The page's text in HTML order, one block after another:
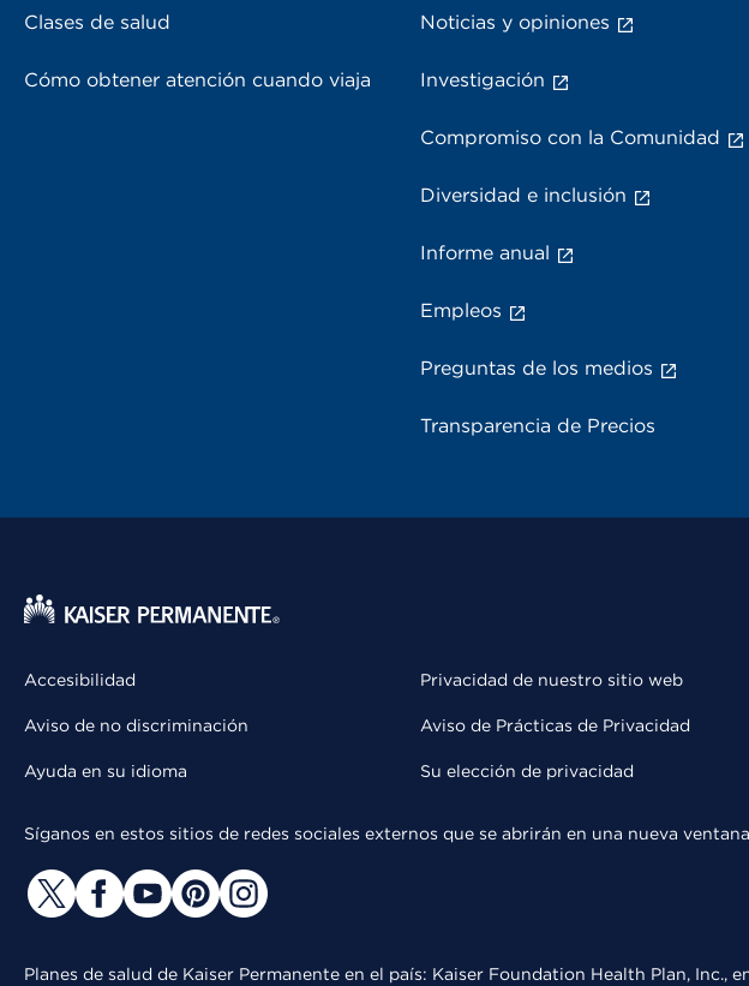
Clases de salud
Cómo obtener atención cuando viaja
Noticias y opiniones
Investigación
Compromiso con la Comunidad
Diversidad e inclusión
Informe anual
Empleos
Preguntas de los medios
Transparencia de Precios
Accesibilidad
Aviso de no discriminación
Ayuda en su idioma
Privacidad de nuestro sitio web
Aviso de Prácticas de Privacidad
Su elección de privacidad
Síganos en estos sitios de redes sociales externos que se abrirán en una nueva
Planes de salud de Kaiser Permanente en el país: Kaiser Foundation Health Plan,